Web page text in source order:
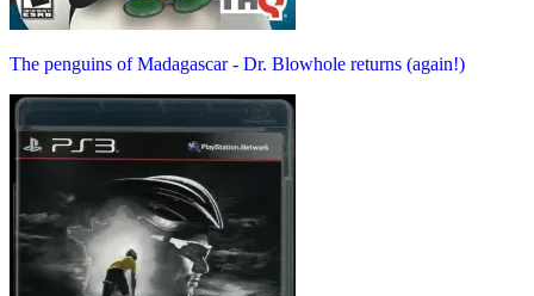
The penguins of Madagascar - Dr. Blowhole returns (again!)